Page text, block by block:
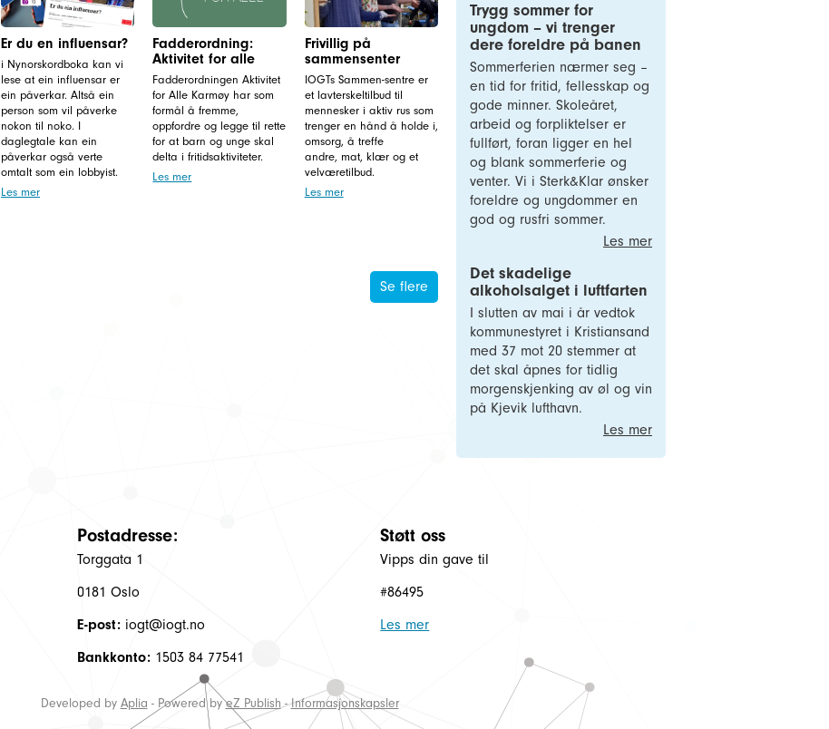
Er du en influensar?
i Nynorskordboka kan vi
lese at ein influensar er
ein påverkar. Altså ein
person som vil påverke
nokon til noko. I
daglegtale kan ein
påverkar også verte
omtalt som ein lobbyist.
Les mer
Fadderordning:
Aktivitet for alle
Fadderordningen Aktivitet
for Alle Karmøy har som
formål å fremme,
oppfordre og legge til rette
for at barn og unge skal
delta i fritidsaktiviteter.
Les mer
Frivillig på
sammensenter
IOGTs Sammen-sentre er
et lavterskeltilbud til
mennesker i aktiv rus som
trenger en hånd å holde i,
omsorg, å treffe
andre, mat, klær og et
velværetilbud.
Les mer
Se flere
Trygg sommer for
ungdom – vi trenger
dere foreldre på banen
Sommerferien nærmer seg –
en tid for fritid, fellesskap og
gode minner. Skoleåret,
arbeid og forpliktelser er
fullført, foran ligger en hel
og blank sommerferie og
venter. Vi i Sterk&Klar ønsker
foreldre og ungdommer en
god og rusfri sommer.
Les mer
Det skadelige
alkoholsalget i luftfarten
I slutten av mai i år vedtok
kommunestyret i Kristiansand
med 37 mot 20 stemmer at
det skal åpnes for tidlig
morgenskjenking av øl og vin
på Kjevik lufthavn.
Les mer
Postadresse:
Torggata 1
0181 Oslo
E-post:iogt@iogt.no
Bankkonto:1503 84 77541
Støtt oss
Vipps din gave til
#86495
Les mer
Developed by Aplia - Powered byeZ Publish-Informasjonskapsler